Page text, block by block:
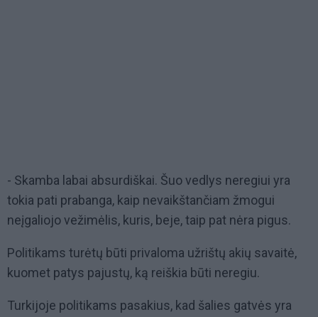
- Skamba labai absurdiškai. Šuo vedlys neregiui yra
tokia pati prabanga, kaip nevaikštančiam žmogui
neįgaliojo vežimėlis, kuris, beje, taip pat nėra pigus.
Politikams turėtų būti privaloma užrištų akių savaitė,
kuomet patys pajustų, ką reiškia būti neregiu.
Turkijoje politikams pasakius, kad šalies gatvės yra